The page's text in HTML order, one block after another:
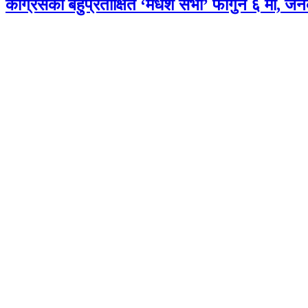
कांग्रेसको बहुप्रतीक्षित ‘मधेश सभा’ फागुन ६ मा,